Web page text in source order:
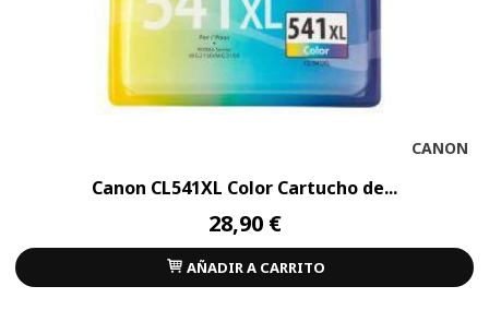
CANON
Canon CL541XL Color Cartucho de...
28,90 €
AÑADIR A CARRITO